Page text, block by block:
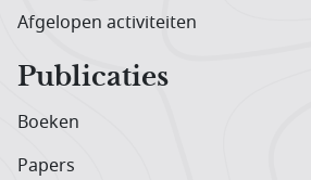
Afgelopen activiteiten
Publicaties
Boeken
Papers